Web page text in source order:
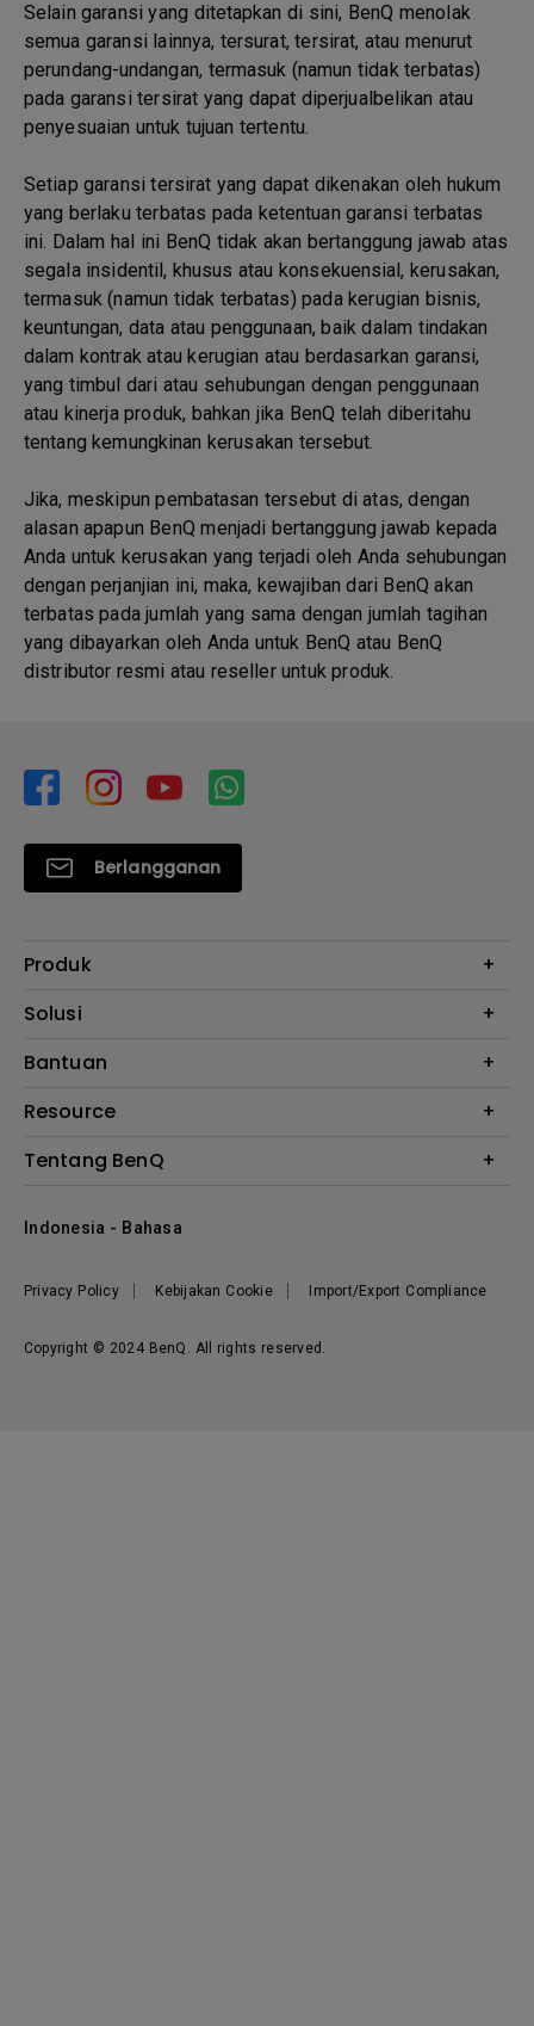
Selain garansi yang ditetapkan di sini, BenQ menolak
semua garansi lainnya, tersurat, tersirat, atau menurut
perundang-undangan, termasuk (namun tidak terbatas)
pada garansi tersirat yang dapat diperjualbelikan atau
penyesuaian untuk tujuan tertentu.
Setiap garansi tersirat yang dapat dikenakan oleh hukum
yang berlaku terbatas pada ketentuan garansi terbatas
ini. Dalam hal ini BenQ tidak akan bertanggung jawab atas
segala insidentil, khusus atau konsekuensial, kerusakan,
termasuk (namun tidak terbatas) pada kerugian bisnis,
keuntungan, data atau penggunaan, baik dalam tindakan
dalam kontrak atau kerugian atau berdasarkan garansi,
yang timbul dari atau sehubungan dengan penggunaan
atau kinerja produk, bahkan jika BenQ telah diberitahu
tentang kemungkinan kerusakan tersebut.
Jika, meskipun pembatasan tersebut di atas, dengan
alasan apapun BenQ menjadi bertanggung jawab kepada
Anda untuk kerusakan yang terjadi oleh Anda sehubungan
dengan perjanjian ini, maka, kewajiban dari BenQ akan
terbatas pada jumlah yang sama dengan jumlah tagihan
yang dibayarkan oleh Anda untuk BenQ atau BenQ
distributor resmi atau reseller untuk produk.
Berlangganan
Produk
Proyektor
Monitor Arm
Monitor Light Bar
Solusi
E-Sports
AQCOLOR
Monitor Eye-Care
Bantuan
Garansi
Layanan Perbaikan
Resource
Where to Buy
Knowledge Center
Tentang BenQ
Berita
Copyright © 2024 BenQ. All rights reserved.
Privacy Policy Kebijakan Cookie Import/Export Compliance
Indonesia - Bahasa